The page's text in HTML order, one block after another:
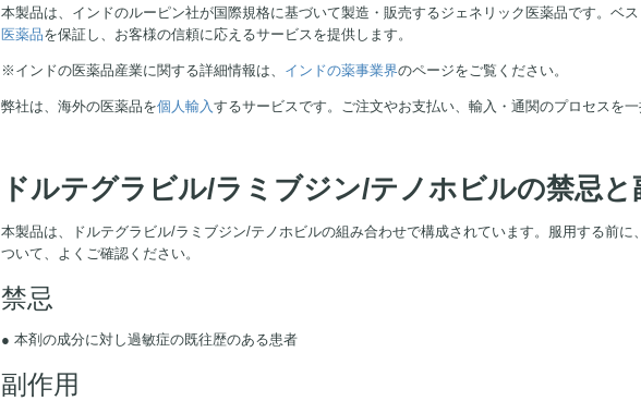
本製品は、インドのルーピン社が国際規格に基づいて製造・販売するジェネリック医薬品です。ベ
医薬品を保証し、お客様の信頼に応えるサービスを提供します。
※インドの医薬品産業に関する詳細情報は、 インドの薬事業界のページをご覧ください。
弊社は、海外の医薬品を個人輸入するサービスです。ご注文やお支払い、輸入・通関のプロセスを一
ドルテグラビル/ラミブジン/テノホビルの禁忌
本製品は、ドルテグラビル/ラミブジン/テノホビルの組み合わせで構成されています。服用する前
ついて、よくご確認ください。
禁忌
● 本剤の成分に対し過敏症の既往歴のある患者
副作用